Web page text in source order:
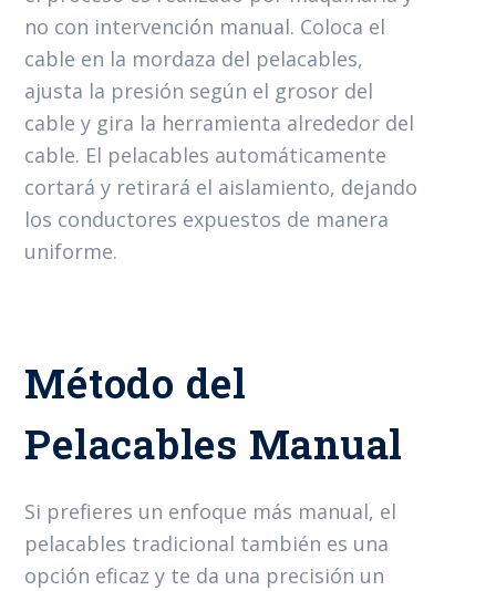
no con intervención manual. Coloca el
cable en la mordaza del pelacables,
ajusta la presión según el grosor del
cable y gira la herramienta alrededor del
cable. El pelacables automáticamente
cortará y retirará el aislamiento, dejando
los conductores expuestos de manera
uniforme.
Método del
Pelacables Manual
Si prefieres un enfoque más manual, el
pelacables tradicional también es una
opción eficaz y te da una precisión un